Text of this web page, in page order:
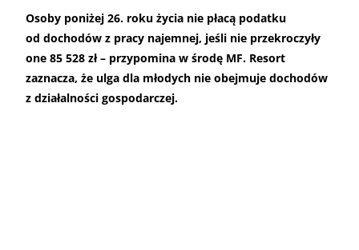
Osoby poniżej 26. roku życia nie płacą podatku
od dochodów z pracy najemnej, jeśli nie przekroczyły
one 85 528 zł – przypomina w środę MF. Resort
zaznacza, że ulga dla młodych nie obejmuje dochodów
z działalności gospodarczej.